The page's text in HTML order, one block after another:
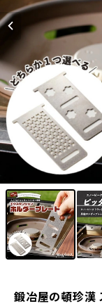
鍛冶屋の頓珍漢